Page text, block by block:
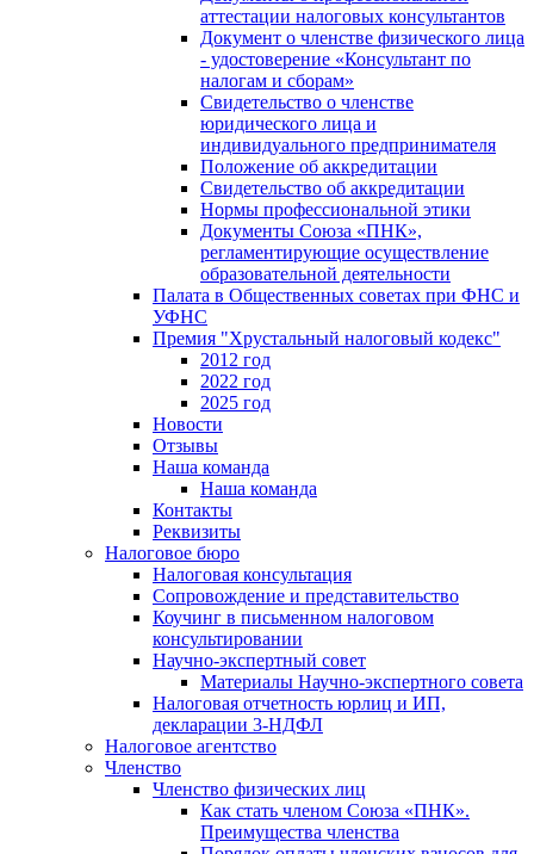
аттестации налоговых консультантов
Документ о членстве физического лица
- удостоверение «Консультант по
налогам и сборам»
Свидетельство о членстве
юридического лица и
индивидуального предпринимателя
Положение об аккредитации
Свидетельство об аккредитации
Нормы профессиональной этики
Документы Союза «ПНК»,
регламентирующие осуществление
образовательной деятельности
Палата в Общественных советах при ФНС и
УФНС
Премия "Хрустальный налоговый кодекс"
2012 год
2022 год
2025 год
Новости
Отзывы
Наша команда
Наша команда
Контакты
Реквизиты
Налоговое бюро
Налоговая консультация
Cопровождение и представительство
Коучинг в письменном налоговом
консультировании
Научно-экспертный совет
Материалы Научно-экспертного совета
Налоговая отчетность юрлиц и ИП,
декларации 3-НДФЛ
Налоговое агентство
Членство
Членство физических лиц
Как стать членом Союза «ПНК».
Преимущества членства